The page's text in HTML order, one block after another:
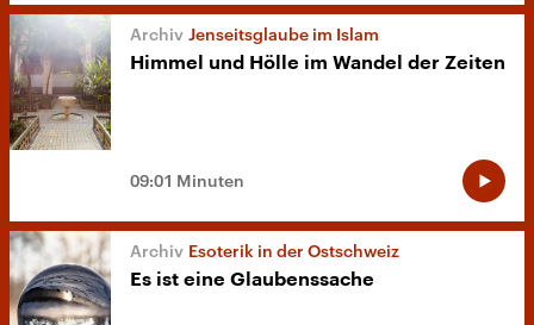
Jenseitsglaube im Islam
Himmel und Hölle im Wandel der Zeiten
09:01 Minuten
Esoterik in der Ostschweiz
Es ist eine Glaubenssache